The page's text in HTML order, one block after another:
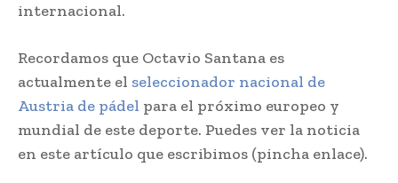
internacional.
Recordamos que Octavio Santana es
actualmente el seleccionador nacional de
Austria de pádel para el próximo europeo y
mundial de este deporte. Puedes ver la noticia
en este artículo que escribimos (pincha enlace).